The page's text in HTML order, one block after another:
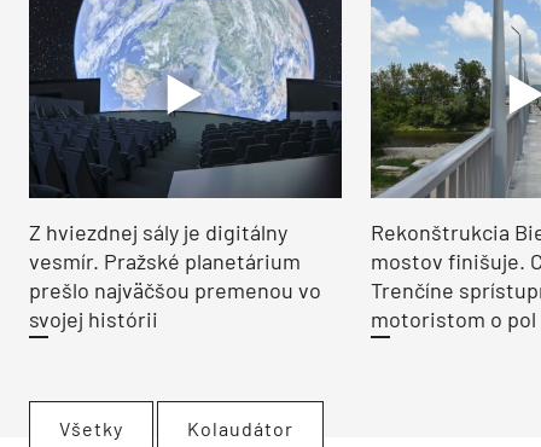
Z hviezdnej sály je digitálny
vesmír. Pražské planetárium
prešlo najväčšou premenou vo
svojej histórii
Rekonštrukcia
mostov finišuje.
Trenčíne
motoristom o pol
Všetky Kolaudátor